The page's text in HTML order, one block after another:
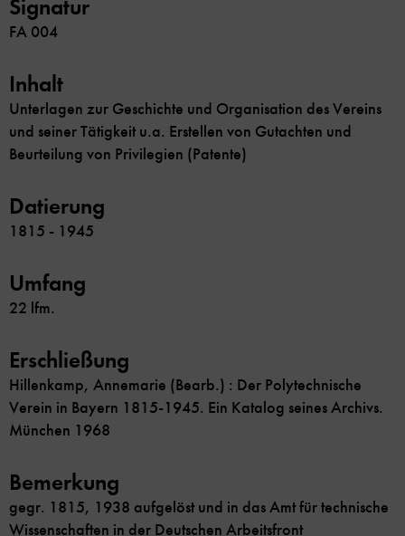
Signatur
FA 004
Inhalt
Unterlagen zur Geschichte und Organisation des Vereins
und seiner Tätigkeit u.a. Erstellen von Gutachten und
Beurteilung von Privilegien (Patente)
Datierung
1815 - 1945
Umfang
22 lfm.
Erschließung
Hillenkamp, Annemarie (Bearb.) : Der Polytechnische
Verein in Bayern 1815-1945. Ein Katalog seines Archivs.
München 1968
Bemerkung
gegr. 1815, 1938 aufgelöst und in das Amt für technische
Wissenschaften in der Deutschen Arbeitsfront